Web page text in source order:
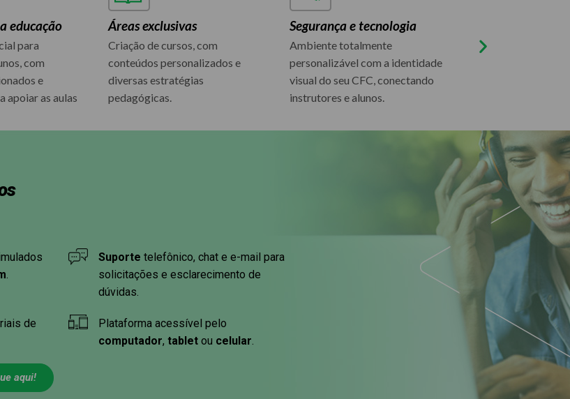
educação
para
com
e
apoiar as aulas
Áreas exclusivas
Criação de cursos, com
conteúdos personalizados e
diversas estratégias
pedagógicas.
Segurança e tecnologia
Ambiente totalmente
personalizável com a identidade
visual do seu CFC, conectando
instrutores e alunos.
Sistemas
Suporte telefônico, chat e e-mail para
solicitações e esclarecimento de
dúvidas.
de
Plataforma acessível pelo
computador, tabletou celular
aqui!